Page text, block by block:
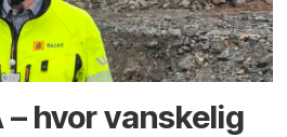
– hvor vanskelig